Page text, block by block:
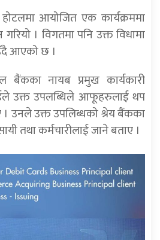
आयोजित एक कार्यक्रममा
गरियो । विगतमा पनि उक्त विधामा
आएको छ ।
बैंकका नायब प्रमुख कार्यकारी
उक्त उपलब्धिले आफूहरुलाई थप
। उनले उक्त उपलिब्धको श्रेय बैंकका
तथा कर्मचारीलाई जाने बताए ।